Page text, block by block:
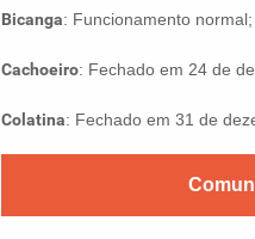
Bicanga: Funcionamento normal;
Cachoeiro: Fechado em 24 de
Colatina: Fechado em 31 de